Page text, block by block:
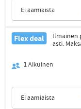
Ei aamiaista
Flex deal
Ilmainen
asti.
1Aikuinen
Ei aamiaista